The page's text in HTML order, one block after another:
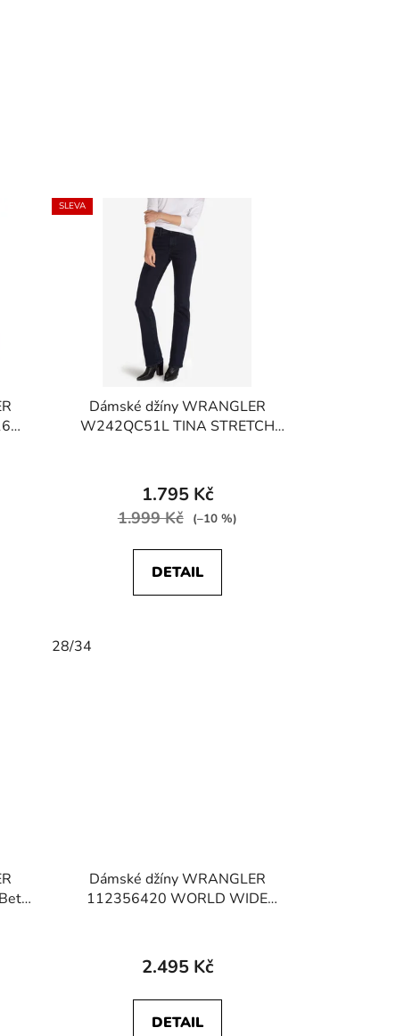
SLEVA
Dámské džíny WRANGLER
W242QC51L TINA STRETCH
1.795 Kč
1.999 Kč (–10 %)
DETAIL
28/34
Dámské džíny WRANGLER
112356420 WORLD WIDE
2.495 Kč
DETAIL